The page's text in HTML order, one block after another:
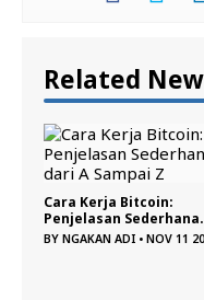
Related
Cara Kerja Bitcoin:
Penjelasan
BY NGAKAN ADI • NOV 11